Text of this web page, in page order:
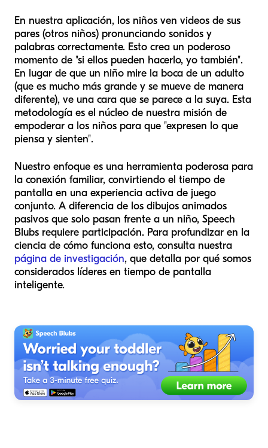
En nuestra aplicación, los niños ven videos de sus
pares (otros niños) pronunciando sonidos y
palabras correctamente. Esto crea un poderoso
momento de "si ellos pueden hacerlo, yo también".
En lugar de que un niño mire la boca de un adulto
(que es mucho más grande y se mueve de manera
diferente), ve una cara que se parece a la suya. Esta
metodología es el núcleo de nuestra misión de
empoderar a los niños para que "expresen lo que
piensa y sienten".
Nuestro enfoque es una herramienta poderosa para
la conexión familiar, convirtiendo el tiempo de
pantalla en una experiencia activa de juego
conjunto. A diferencia de los dibujos animados
pasivos que solo pasan frente a un niño, Speech
Blubs requiere participación. Para profundizar en la
ciencia de cómo funciona esto, consulta nuestra
página de investigación, que detalla por qué somos
considerados líderes en tiempo de pantalla
inteligente.